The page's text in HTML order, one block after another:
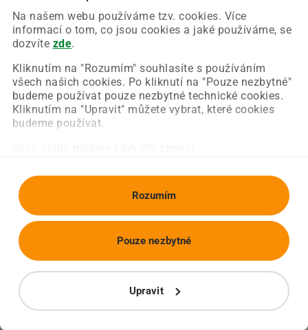
Na našem webu používáme tzv. cookies. Více
informací o tom, co jsou cookies a jaké používáme, se
dozvíte zde.
Kliknutím na "Rozumím" souhlasíte s používáním
všech našich cookies. Po kliknutí na "Pouze nezbytné"
budeme používat pouze nezbytné technické cookies.
Kliknutím na "Upravit" můžete vybrat, které cookies
budeme používat.
Rozumím
Upravit
Pouze nezbytné
Chyba nastala na naší straně a už ji opravujeme.
Zkuste prosím znovu načíst požadovanou stránku.
Obnovit stránku Úvodní strana